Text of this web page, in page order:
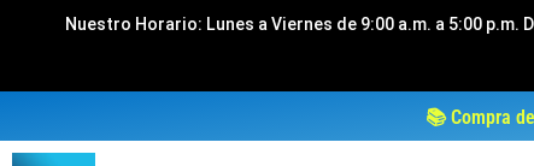
Nuestro Horario: Lunes a Viernes de 9:00 a.m. a 5:00 p.m.
📚 Compra